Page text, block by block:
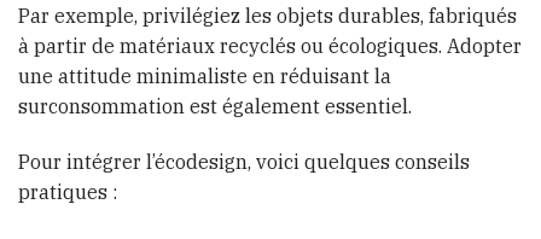
Par exemple, privilégiez les objets durables, fabriqués
à partir de matériaux recyclés ou écologiques. Adopter
une attitude minimaliste en réduisant la
surconsommation est également essentiel.
Pour intégrer l’écodesign, voici quelques conseils
pratiques :